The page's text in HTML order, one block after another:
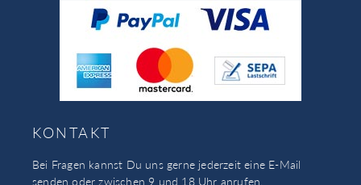
KONTAKT
Bei Fragen kannst Du uns gerne jederzeit eine E-Mail
senden oder zwischen 9 und 18 Uhr anrufen.